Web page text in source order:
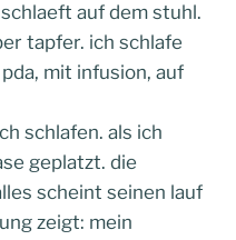
auf dem stuhl.
tapfer. ich schlafe
mit infusion, auf
schlafen. als ich
geplatzt. die
scheint seinen lauf
zeigt: mein